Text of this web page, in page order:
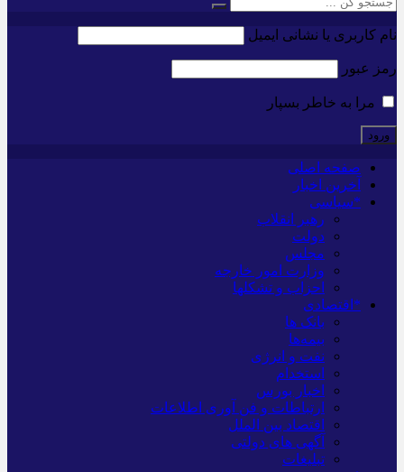
نام کاربری یا نشانی ایمیل
رمز عبور
مرا به خاطر بسپار
صفحه اصلی
آخرین اخبار
*سیاسی
رهبر انقلاب
دولت
مجلس
وزارت امور خارجه
احزاب و تشکلها
*اقتصادی
بانک ها
بیمه‌ها
نفت و انرژی
استخدام
اخبار بورس
ارتباطات و فن آوری اطلاعات
اقتصاد بین الملل
آگهی های دولتی
تبلیغات